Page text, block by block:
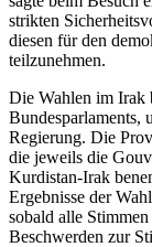
strikten
diesen für den
teilzunehmen.
Die Wahlen im Irak
Bundesparlaments,
Regierung. Die
die jeweils die
Kurdistan-Irak
Ergebnisse der
sobald alle
Beschwerden zur